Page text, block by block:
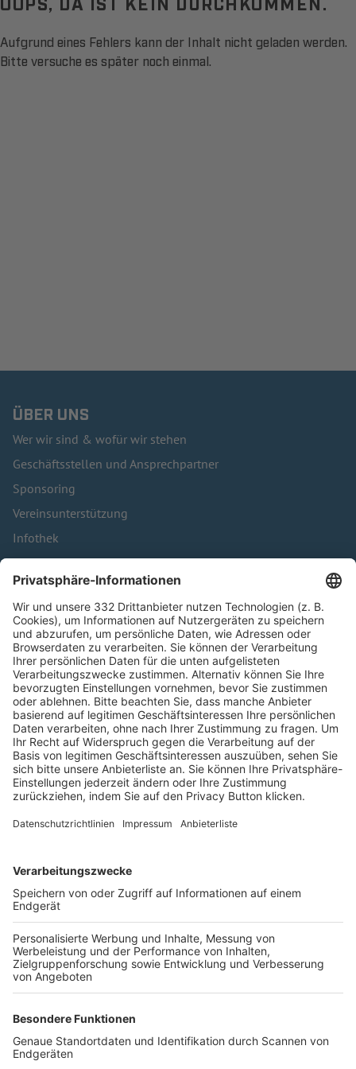
Aufgrund eines Fehlers kann der Inhalt nicht geladen werden.
Bitte versuche es später noch einmal.
ÜBER UNS
Wer wir sind & wofür wir stehen
Geschäftsstellen und Ansprechpartner
Sponsoring
Vereinsunterstützung
Infothek
Kontakt
HÄUFIG BESUCHTE SEITEN
Pässe und Vereinswechsel
Trainerausbildung
Schulungsangebot Vereinsmitarbeiter
BFV-Geschäftsstellen
Trainerbörse
Login SpielPlus
FOLGE DEM BFV
TOP-VEREINE
TOP-PARTNER